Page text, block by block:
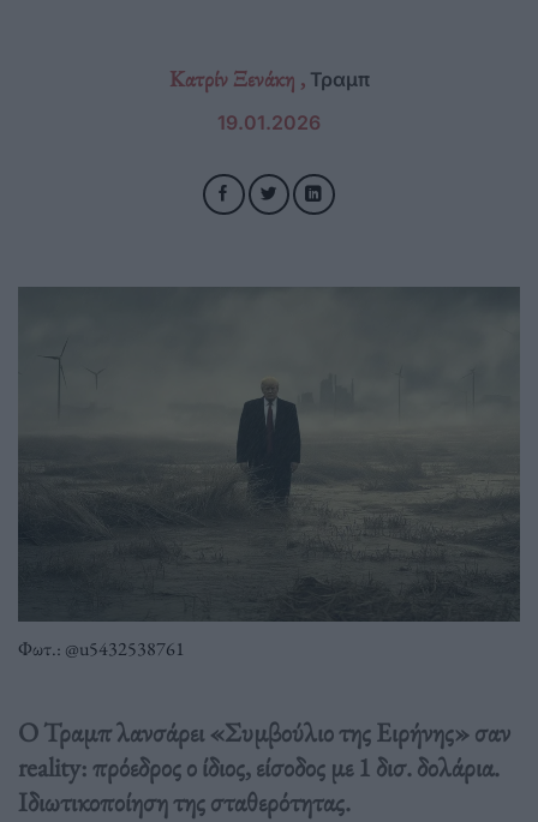
Κατρίν Ξενάκη , Τραμπ
19.01.2026
Φωτ.: @u5432538761
Ο Τραμπ λανσάρει «Συμβούλιο της Ειρήνης» σαν
reality: πρόεδρος ο ίδιος, είσοδος με 1 δισ. δολάρια.
Ιδιωτικοποίηση της σταθερότητας.